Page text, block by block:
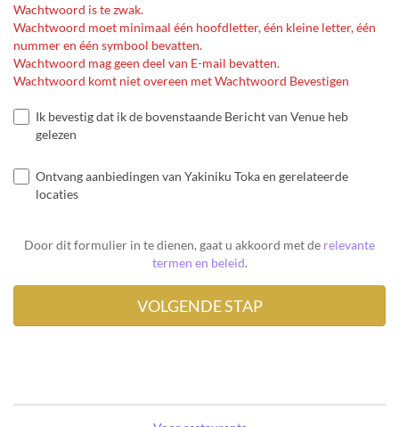
Wachtwoord is te zwak.
Wachtwoord moet minimaal één hoofdletter, één kleine letter, één
nummer en één symbool bevatten.
Wachtwoord mag geen deel van E-mail bevatten.
Wachtwoord komt niet overeen met Wachtwoord Bevestigen
Ik bevestig dat ik de bovenstaande Bericht van Venue heb
gelezen
Ontvang aanbiedingen van Yakiniku Toka en gerelateerde
locaties
Door dit formulier in te dienen, gaat u akkoord met de relevante
termen en beleid.